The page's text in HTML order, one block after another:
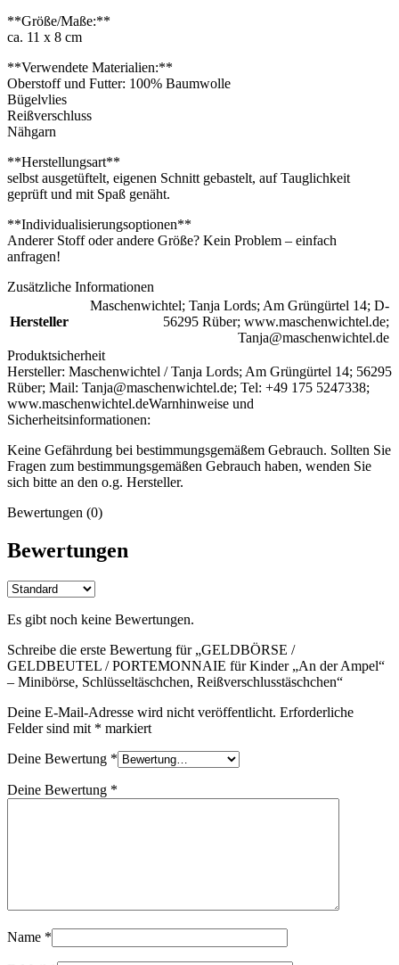
**Größe/Maße:**
ca. 11 x 8 cm
**Verwendete Materialien:**
Oberstoff und Futter: 100% Baumwolle
Bügelvlies
Reißverschluss
Nähgarn
**Herstellungsart**
selbst ausgetüftelt, eigenen Schnitt gebastelt, auf Tauglichkeit
geprüft und mit Spaß genäht.
**Individualisierungsoptionen**
Anderer Stoff oder andere Größe? Kein Problem – einfach
anfragen!
Zusätzliche Informationen
Hersteller
Maschenwichtel; Tanja Lords; Am Grüngürtel 14; D-
56295 Rüber; www.maschenwichtel.de;
Tanja@maschenwichtel.de
Produktsicherheit
Hersteller: Maschenwichtel / Tanja Lords; Am Grüngürtel 14; 56295
Rüber; Mail: Tanja@maschenwichtel.de; Tel: +49 175 5247338;
www.maschenwichtel.deWarnhinweise und
Sicherheitsinformationen:
Keine Gefährdung bei bestimmungsgemäßem Gebrauch. Sollten Sie
Fragen zum bestimmungsgemäßen Gebrauch haben, wenden Sie
sich bitte an den o.g. Hersteller.
Bewertungen (0)
Bewertungen
Es gibt noch keine Bewertungen.
Schreibe die erste Bewertung für „GELDBÖRSE /
GELDBEUTEL / PORTEMONNAIE für Kinder „An der Ampel“
– Minibörse, Schlüsseltäschchen, Reißverschlusstäschchen“
Deine E-Mail-Adresse wird nicht veröffentlicht. Erforderliche
Felder sind mit * markiert
Deine Bewertung *
Deine Bewertung *
Name *